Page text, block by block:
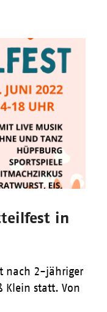
in
nach 2-jähriger
Klein statt. Von